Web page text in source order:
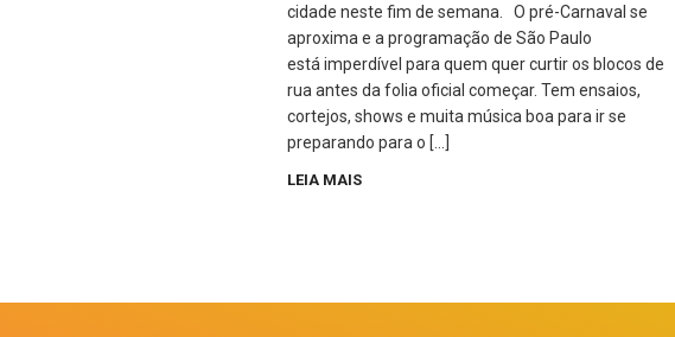
cidade neste fim de semana. O pré-Carnaval se
aproxima e a programação de São Paulo
está imperdível para quem quer curtir os blocos de
rua antes da folia oficial começar. Tem ensaios,
cortejos, shows e muita música boa para ir se
preparando para o […]
LEIA MAIS